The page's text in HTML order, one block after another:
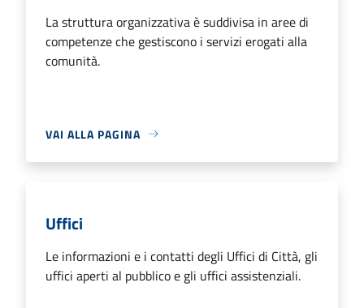
La struttura organizzativa è suddivisa in aree di
competenze che gestiscono i servizi erogati alla
comunità.
VAI ALLA PAGINA
Uffici
Le informazioni e i contatti degli Uffici di Città, gli
uffici aperti al pubblico e gli uffici assistenziali.